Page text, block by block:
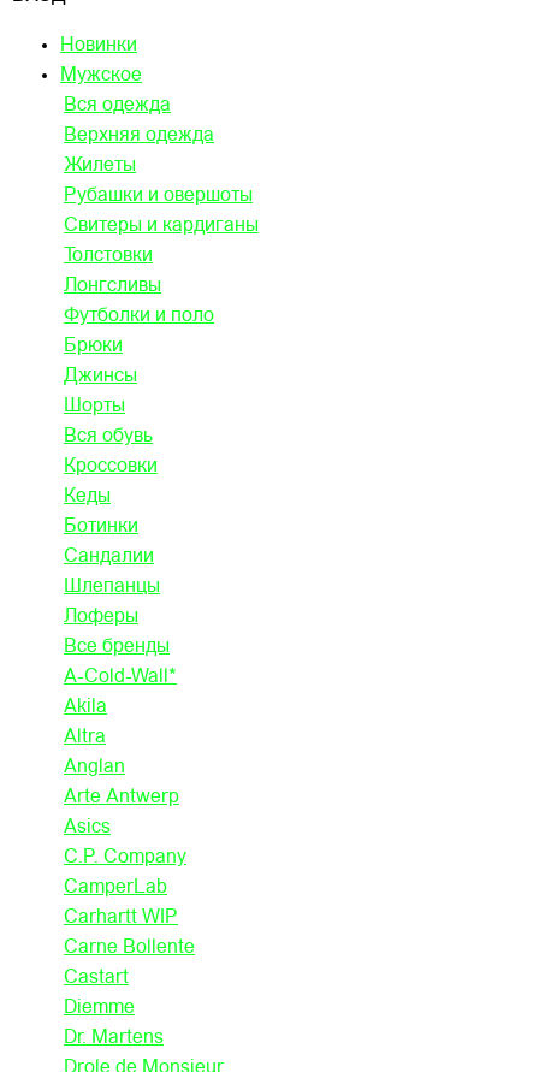
Новинки
Мужское
Вся одежда
Верхняя одежда
Жилеты
Рубашки и овершоты
Свитеры и кардиганы
Толстовки
Лонгсливы
Футболки и поло
Брюки
Джинсы
Шорты
Вся обувь
Кроссовки
Кеды
Ботинки
Сандалии
Шлепанцы
Лоферы
Все бренды
A-Cold-Wall*
Akila
Altra
Anglan
Arte Antwerp
Asics
C.P. Company
CamperLab
Carhartt WIP
Carne Bollente
Castart
Diemme
Dr. Martens